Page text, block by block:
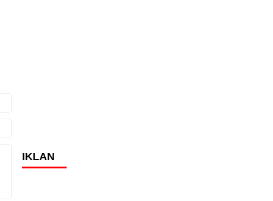
IKLAN